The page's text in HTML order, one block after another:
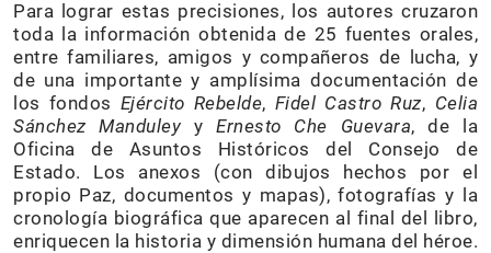
Para lograr estas precisiones, los autores cruzaron
toda la información obtenida de 25 fuentes orales,
entre familiares, amigos y compañeros de lucha, y
de una importante y amplísima documentación de
los fondos Ejército Rebelde, Fidel Castro Ruz, Celia
Sánchez Manduley yErnesto Che Guevara, de la
Oficina de Asuntos Históricos del Consejo de
Estado. Los anexos (con dibujos hechos por el
propio Paz, documentos y mapas), fotografías y la
cronología biográfica que aparecen al final del libro,
enriquecen la historia y dimensión humana del héroe.